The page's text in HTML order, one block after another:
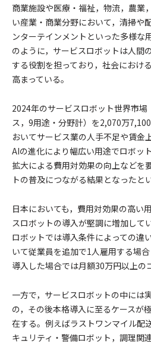
商業施設や医療・福祉，物流，農業
い産業・商業分野において，清掃や
ンターテインメントといった多様な
のように，サービスロボットは人間
する役割を担っており，社会におけ
高まっている。
​2024年のサービスロボット世界市
ス，9用途・分野計）を2,070万
おいてサービス業の人手不足や賃金
AIの進化により幅広い用途でロボッ
拡大による費用対効果の向上などを
トの普及につながる結果となったとい
日本においても，費用対効果の高い
スロボットの導入が堅調に増加して
ロボットでは導入条件によっての違
いて従業員を追加で1人雇用する場
導入した場合では月額30万円以上の
一方で，サービスロボットの中には
の，その後本格導入に至るケースが
在する。例えばラストワンマイル配
キュリティ・警備ロボット，調理関